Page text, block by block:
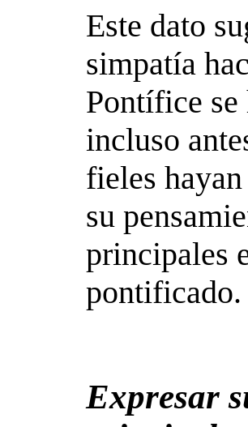
Este dato
simpatía
Pontífice
incluso
fieles
su
principales
pontificado.
Expresar